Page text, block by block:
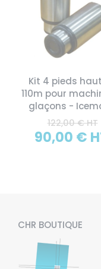
Kit 4 pieds
110m pour
glaçons -
122,00 € HT
90,00 €
CHR BOUTIQUE